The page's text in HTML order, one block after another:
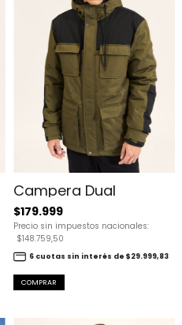
Campera Dual
$179.999
Precio sin impuestos nacionales:
$148.759,50
6 cuotas sin interés de $29.999,83
COMPRAR